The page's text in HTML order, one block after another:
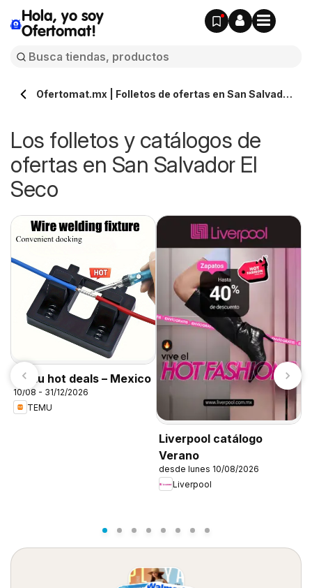
Hola, yo soy
Ofertomat!
Ofertomat.mx | Folletos de ofertas en San Salvador
Los folletos y catálogos de
ofertas en San Salvador El
Seco
Temu hot deals – Mexico
10/08 - 31/12/2026
TEMU
Liverpool catálogo
Verano
desde lunes 10/08/2026
Liverpool